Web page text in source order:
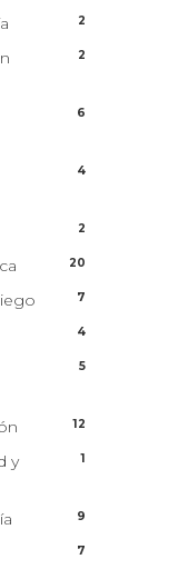
2
2
6
4
2
20
7
4
5
12
y
1
9
7